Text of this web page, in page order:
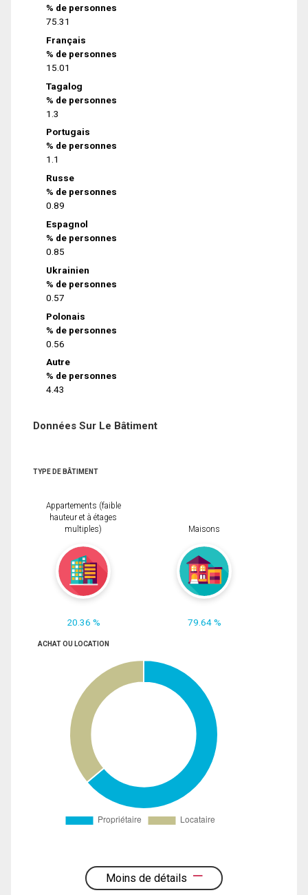
% de personnes
75.31
Français
% de personnes
15.01
Tagalog
% de personnes
1.3
Portugais
% de personnes
1.1
Russe
% de personnes
0.89
Espagnol
% de personnes
0.85
Ukrainien
% de personnes
0.57
Polonais
% de personnes
0.56
Autre
% de personnes
4.43
Données Sur Le Bâtiment
TYPE DE BÂTIMENT
Appartements (faible
hauteur et à étages
multiples)
20.36 %
Maisons
79.64 %
ACHAT OU LOCATION
Moins de détails